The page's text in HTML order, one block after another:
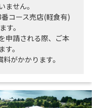
せん。
コース売店(軽食有)
す。
申請される際、ご本
。
がかかります。